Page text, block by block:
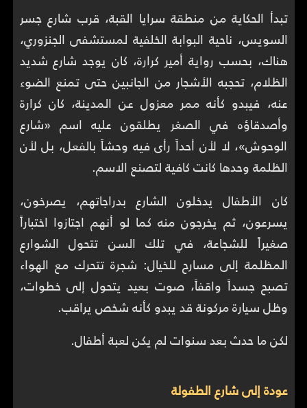
تبدأ الحكاية من منطقة سرايا القبة، قرب شارع جسر
السويس، ناحية البوابة الخلفية لمستشفى الجنزوري،
هناك، بحسب رواية أمير كرارة، كان يوجد شارع شديد
الظلام، تحجبه الأشجار من الجانبين حتى تمنع الضوء
عنه، فيبدو كأنه ممر معزول عن المدينة، كان كرارة
وأصدقاؤه في الصغر يطلقون عليه اسم «شارع
الوحوش»، لا لأن أحداً رأى فيه وحشاً بالفعل، بل لأن
الظلمة وحدها كانت كافية لتصنع الاسم.
كان الأطفال يدخلون الشارع بدراجاتهم، يصرخون،
يسرعون، ثم يخرجون منه كما لو أنهم اجتازوا اختباراً
صغيراً للشجاعة، في تلك السن تتحول الشوارع
المظلمة إلى مسارح للخيال: شجرة تتحرك مع الهواء
تصبح جسداً واقفاً، صوت بعيد يتحول إلى خطوات،
وظل سيارة مركونة قد يبدو كأنه شخص يراقب.
لكن ما حدث بعد سنوات لم يكن لعبة أطفال.
عودة إلى شارع الطفولة